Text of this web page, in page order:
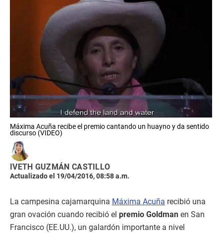
​Máxima Acuña recibe el premio cantando un huayno y da sentido
discurso (VIDEO)
IVETH GUZMÁN CASTILLO
Actualizado el 19/04/2016, 08:58 a.m.
La campesina cajamarquina Máxima Acuña recibió una
gran ovación cuando recibió el premio Goldman en San
Francisco (EE.UU.), un galardón importante a nivel